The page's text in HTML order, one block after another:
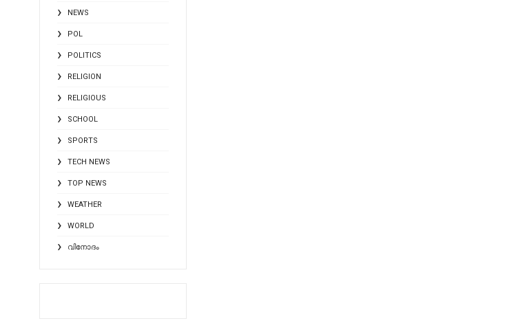
NEWS
POL
POLITICS
RELIGION
RELIGIOUS
SCHOOL
SPORTS
TECH NEWS
TOP NEWS
WEATHER
WORLD
വിനോദം